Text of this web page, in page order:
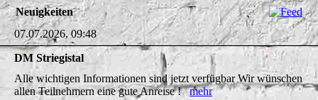
Neuigkeiten
07.07.2026, 09:48
DM Striegistal
Alle wichtigen Informationen sind jetzt verfügbar Wir wünschen
allen Teilnehmern eine gute Anreise !mehr